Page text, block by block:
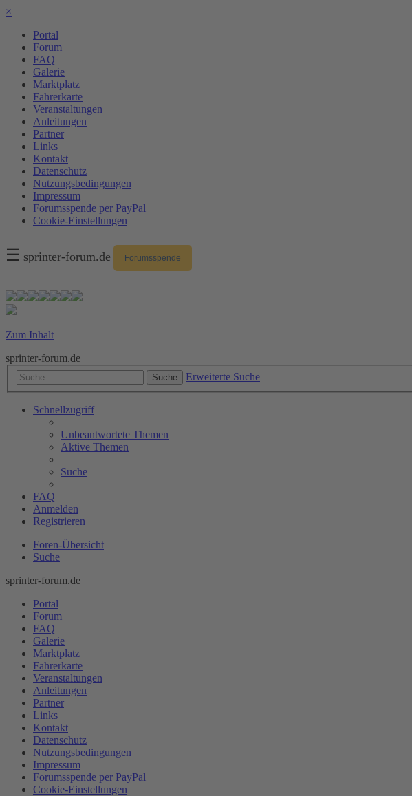
×
Portal
Forum
FAQ
Galerie
Marktplatz
Fahrerkarte
Veranstaltungen
Anleitungen
Partner
Links
Kontakt
Datenschutz
Nutzungsbedingungen
Impressum
Forumsspende per PayPal
Cookie-Einstellungen
☰ sprinter-forum.de Forumsspende
Zum Inhalt
sprinter-forum.de
Suche Erweiterte Suche
Schnellzugriff
Unbeantwortete Themen
Aktive Themen
Suche
FAQ
Anmelden
Registrieren
Foren-Übersicht
Suche
sprinter-forum.de
Portal
Forum
FAQ
Galerie
Marktplatz
Fahrerkarte
Veranstaltungen
Anleitungen
Partner
Links
Kontakt
Datenschutz
Nutzungsbedingungen
Impressum
Forumsspende per PayPal
Cookie-Einstellungen